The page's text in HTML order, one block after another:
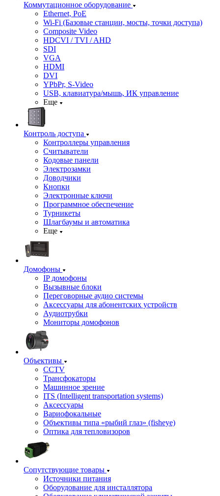
Коммутационное оборудование
Ethernet, PoE
Wi-Fi (Базовые станции, мосты, точки доступа)
Composite Video
HDCVI / TVI / AHD
SDI
VGA
HDMI
DVI
YPbPr, S-Video
USB, клавиатура/мышь, ИК управление
Еще
Контроль доступа
Контроллеры управления
Считыватели
Кодовые панели
Электрозамки
Доводчики
Кнопки
Электронные ключи
Программное обеспечение
Турникеты
Шлагбаумы и автоматика
Еще
Домофоны
IP домофоны
Вызывные блоки
Переговорные аудио системы
Аксессуары для абонентских устройств
Аудиотрубки
Мониторы домофонов
Объективы
CCTV
Трансфокаторы
Машинное зрение
ITS (Intelligent transportation systems)
Аксессуары
Вариофокальные
Объективы типа «рыбий глаз» (fisheye)
Оптика для тепловизоров
Сопутствующие товары
Источники питания
Оборудование для инсталлятора